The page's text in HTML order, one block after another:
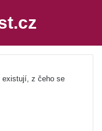
existují, z čeho se